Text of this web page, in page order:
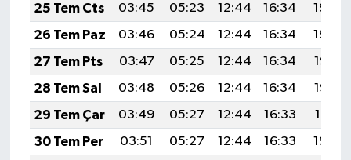
25 Tem Cts
03:45 05:23 12:44 16:34
19:54
26 Tem Paz
03:46 05:24 12:44 16:34
19:54
27 Tem Pts
03:47 05:25 12:44 16:34
19:53
28 Tem Sal
03:48 05:26 12:44 16:34
19:52
29 Tem Çar
03:49 05:27 12:44 16:33
19:51
30 Tem Per
03:51 05:27 12:44 16:33
19:50